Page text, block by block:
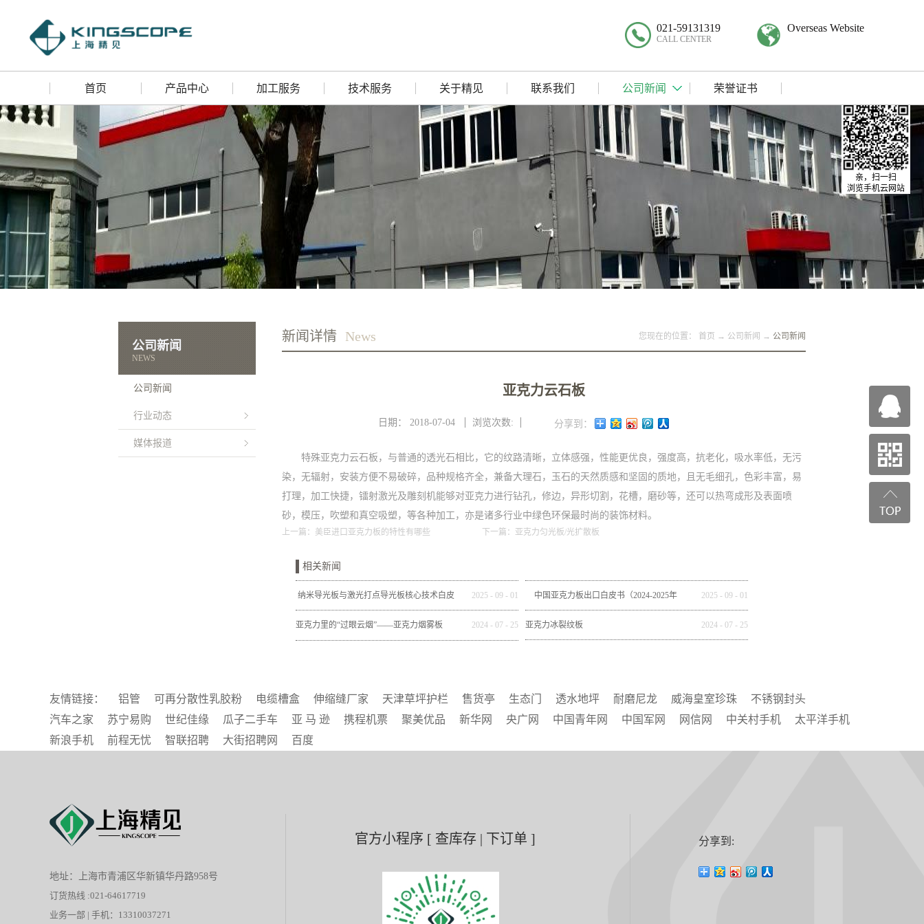
021-59131319
CALL CENTER
Overseas Website
首页 产品中心 加工服务 技术服务 关于精见 联系我们 公司新闻 荣誉证书
公司新闻
NEWS
公司新闻
行业动态
媒体报道
News
新闻详情 您现在的位置： 首页 → 公司新闻 → 公司新闻
亚克力云石板
日期： 2018-07-04 浏览次数:
特殊亚克力云石板，与普通的透光石相比，它的纹路清晰，立体感强，性能更优良，强度高，抗老化，吸水率低，无污
染，无辐射，安装方便不易破碎，品种规格齐全，兼备大理石，玉石的天然质感和坚固的质地，且无毛细孔，色彩丰富，易
打理，加工快捷，镭射激光及雕刻机能够对亚克力进行钻孔，修边，异形切割，花槽，磨砂等，还可以热弯成形及表面喷
砂，模压，吹塑和真空吸塑，等各种加工，亦是诸多行业中绿色环保最时尚的装饰材料。
上一篇： 美臣进口亚克力板的特性有哪些 下一篇： 亚克力匀光板/光扩散板
相关新闻
纳米导光板与激光打点导光板核心技术白皮
书
2025 - 09 - 01 中国亚克力板出口白皮书（2024-2025年
度）：韧性增长与全球市场重构
2025 - 09 - 01
亚克力里的“过眼云烟”——亚克力烟雾板 2024 - 07 - 25 亚克力冰裂纹板 2024 - 07 - 25
分享到：
友情链接： 铝管 可再分散性乳胶粉 电缆槽盒 伸缩缝厂家 天津草坪护栏 售货亭 生态门 透水地坪 耐磨尼龙 威海皇室珍珠
不锈钢封头
汽车之家
苏宁易购 世纪佳缘 瓜子二手车 亚 马 逊 携程机票 聚美优品 新华网 央广网 中国青年网 中国军网 网信网 中关村手机
太平洋手机
新浪手机
前程无忧 智联招聘 大街招聘网 百度
地址：上海市青浦区华新镇华丹路958号
订货热线 :021-64617719
业务一部 | 手机：13310037271
官方小程序 [ 查库存 | 下订单 ] 分享到:
亲，扫一扫
浏览手机云网站